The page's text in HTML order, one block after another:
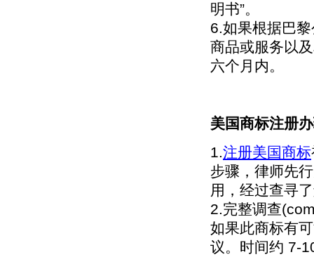
明书”。
6.如果根据巴
商品或服务以
六个月内。
美国商标注册
1.注册美国商标
步骤，律师先
用，经过查寻
2.完整调查
如果此商标有
议。时间约 7-